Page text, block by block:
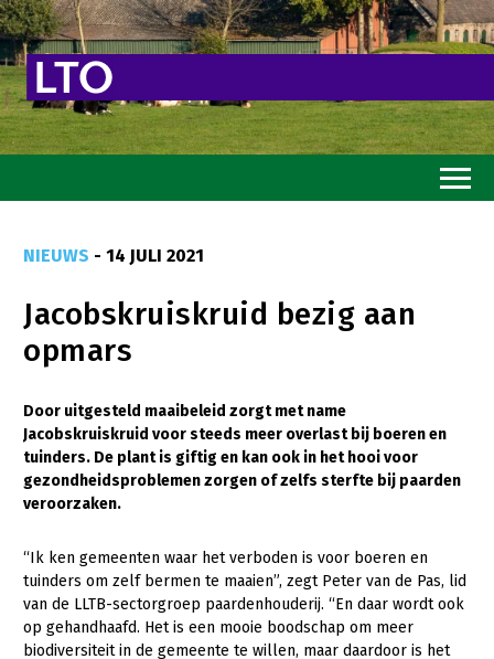
Goed eten
Mooi groen
Sterk ondernemerschap
Transitiepaden
Thema’s
Gezonde dieren
Natuur, klimaat en energie
Bodem en water
NIEUWS - 14 JULI 2021
Jacobskruiskruid bezig aan
opmars
Door uitgesteld maaibeleid zorgt met name
Jacobskruiskruid voor steeds meer overlast bij boeren en
tuinders. De plant is giftig en kan ook in het hooi voor
gezondheidsproblemen zorgen of zelfs sterfte bij paarden
veroorzaken.
“Ik ken gemeenten waar het verboden is voor boeren en
tuinders om zelf bermen te maaien”, zegt Peter van de Pas, lid
van de LLTB-sectorgroep paardenhouderij. “En daar wordt ook
op gehandhaafd. Het is een mooie boodschap om meer
biodiversiteit in de gemeente te willen, maar daardoor is het